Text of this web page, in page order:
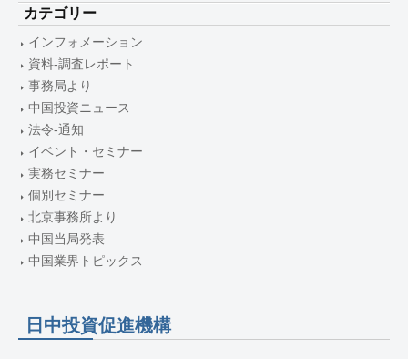
カテゴリー
インフォメーション
資料-調査レポート
事務局より
中国投資ニュース
法令-通知
イベント・セミナー
実務セミナー
個別セミナー
北京事務所より
中国当局発表
中国業界トピックス
日中投資促進機構